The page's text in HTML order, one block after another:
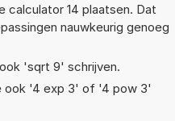
calculator 14 plaatsen. Dat
nauwkeurig genoeg
'sqrt 9' schrijven.
ook '4 exp 3' of '4 pow 3'